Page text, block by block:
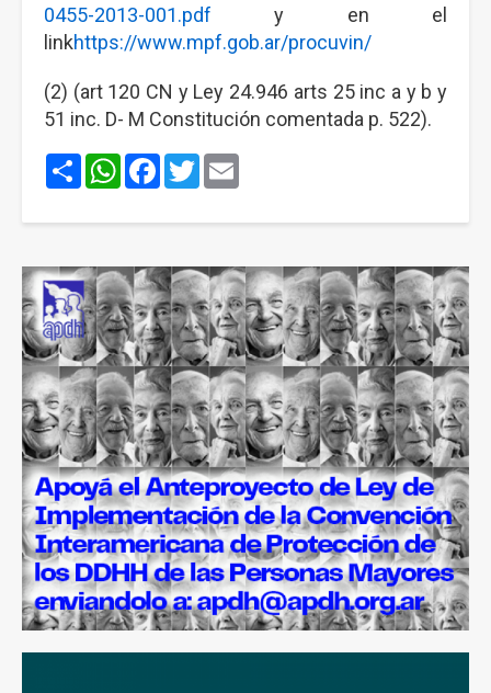
0455-2013-001.pdf y en el
linkhttps://www.mpf.gob.ar/procuvin/
(2) (art 120 CN y Ley 24.946 arts 25 inc a y b y
51 inc. D- M Constitución comentada p. 522).
ShareWhatsApp
Facebook
Twitter